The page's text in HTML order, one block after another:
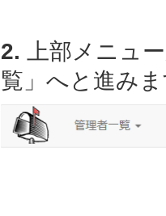
2. 上部メニュ
覧」へと進み